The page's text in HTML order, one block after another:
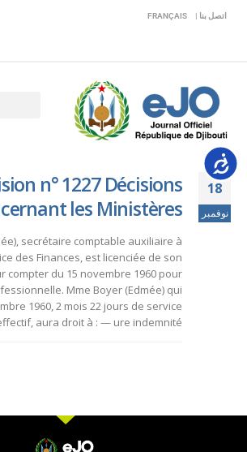
اتصل بنا | FRANÇAIS
18
نوفمبر
n° 1227 Décisions
les Ministères
secrétaire comptable auxiliaire à
des Finances, est licenciée de son
compter du 15 novembre 1960 pour
Mme Boyer (Edmée) qui
1960, 2 mois 22 jours de service
aura droit à : — ure indemnité...